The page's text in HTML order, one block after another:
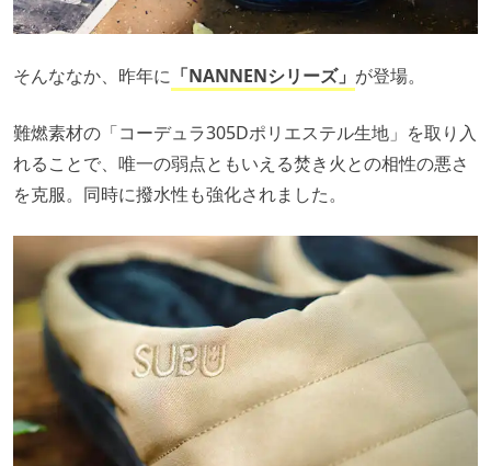
そんななか、昨年に 「NANNENシリーズ」 が登場。
難燃素材の「コーデュラ305Dポリエステル生地」を取り入
れることで、唯一の弱点ともいえる焚き火との相性の悪さ
を克服。同時に撥水性も強化されました。